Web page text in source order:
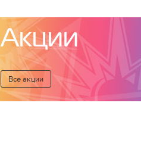
Акции
Все акции